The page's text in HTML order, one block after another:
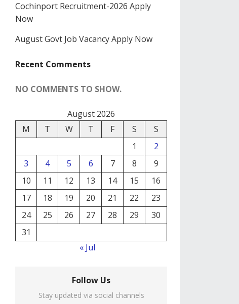
Cochinport Recruitment-2026 Apply
Now
August Govt Job Vacancy Apply Now
Recent Comments
NO COMMENTS TO SHOW.
August 2026
M
T W T F S
S
1
2
3
4 5 6 7 8
9
10
11 12 13 14 15
16
17
18 19 20 21 22
23
24
25 26 27 28 29
30
31
« Jul
Follow Us
Stay updated via social channels